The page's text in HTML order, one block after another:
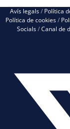
Avís legals/ Política
Política de cookies/
Socials/Canal de